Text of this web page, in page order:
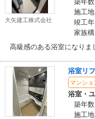
大矢建工株式会社
施工
竣工
家族
高級感のある浴室になりま
浴室リ
マンショ
浴室・
築年
施工